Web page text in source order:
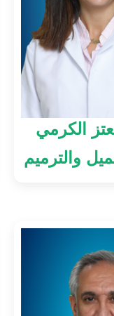
الكرمي
والترميم